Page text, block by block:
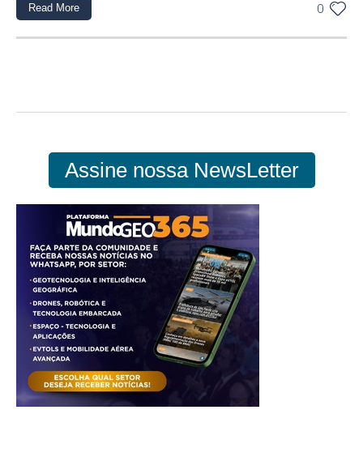
0
Read More
Assine nossa NewsLetter